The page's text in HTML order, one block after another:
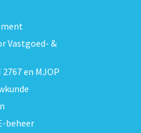
Vastgoed- &
en MJOP
beheer